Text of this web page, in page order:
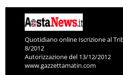
Quotidiano online Iscrizione al
8/2012
Autorizzazione del 13/12/2012
www.gazzettamatin.com